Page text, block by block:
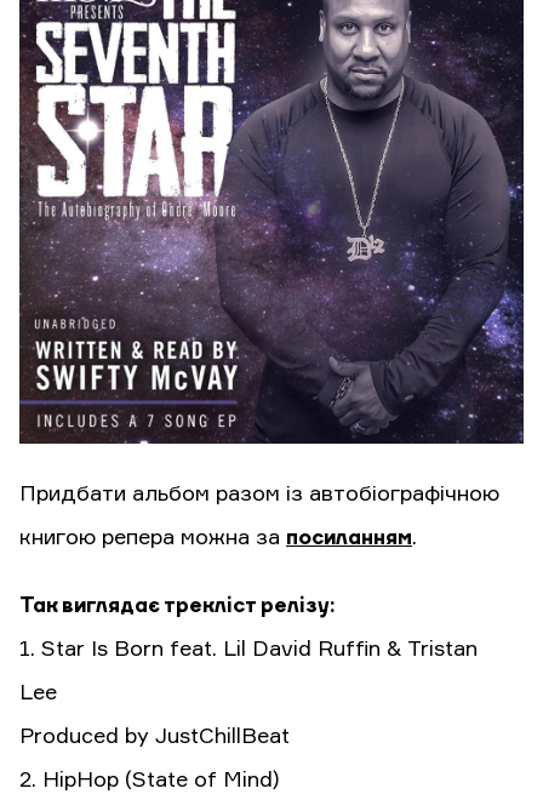
Придбати альбом разом із автобіографічною
книгою репера можна за посиланням.
Так виглядає трекліст релізу:
1. Star Is Born feat. Lil David Ruffin & Tristan
Lee
Produced by JustChillBeat
2. HipHop (State of Mind)